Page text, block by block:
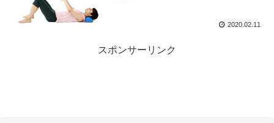
2020.02.11
スポンサーリンク